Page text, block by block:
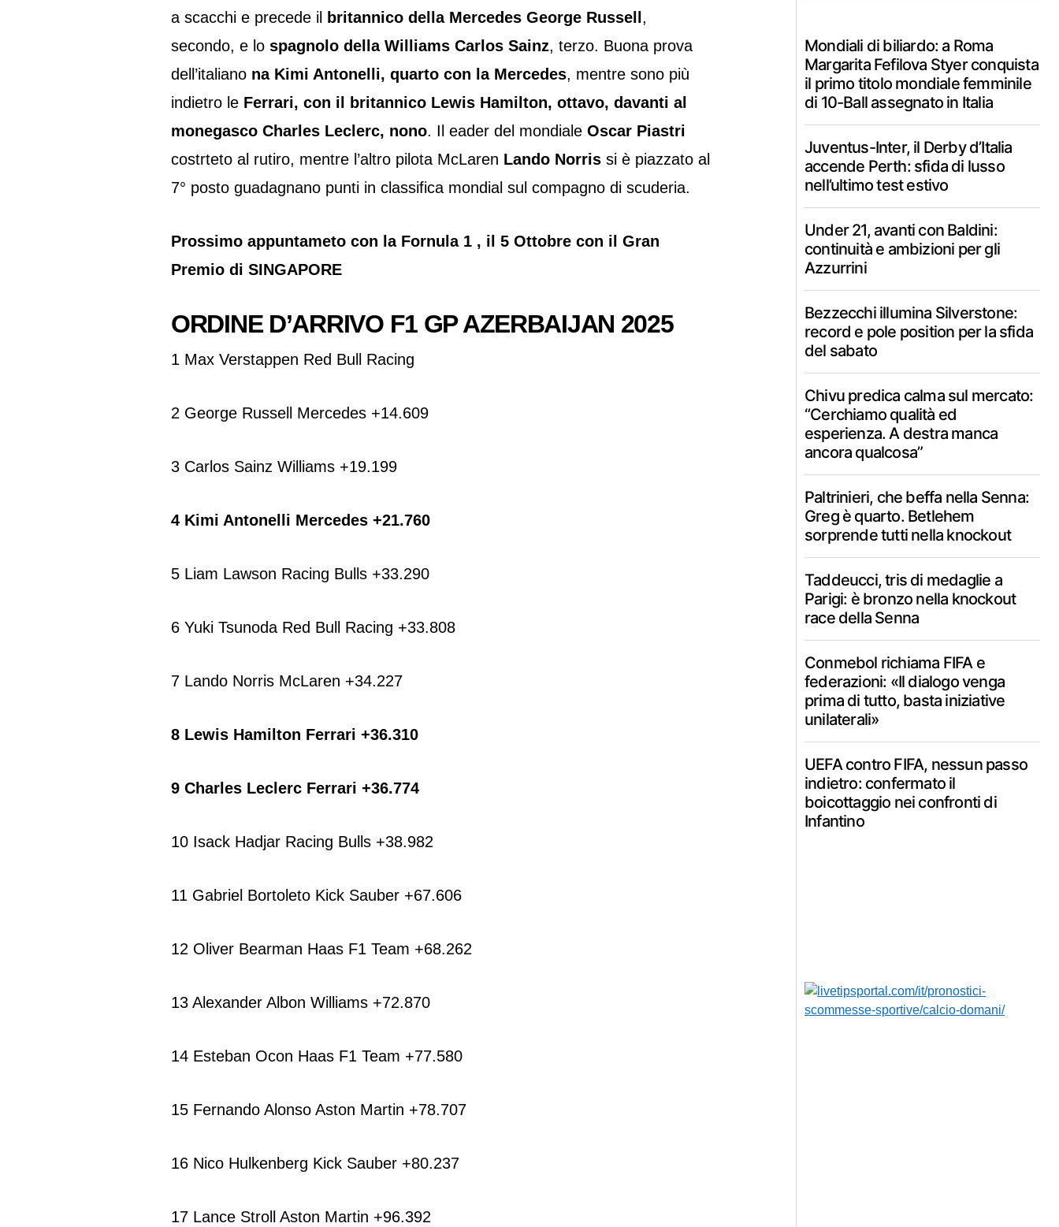
a scacchi e precede il
britannico della Mercedes George Russell ,
secondo, e lo spagnolo della Williams Carlos Sainz, terzo. Buona prova
dell’italiano na Kimi Antonelli, quarto con la Mercedes, mentre sono più
indietro le Ferrari, con il britannico Lewis Hamilton, ottavo, davanti al
monegasco Charles Leclerc, nono. Il eader del mondiale Oscar Piastri
costrteto al rutiro, mentre l’altro pilota McLaren Lando Norris si è piazzato al
7° posto guadagnano punti in classifica mondial sul compagno di scuderia.
Prossimo appuntameto con la Fornula 1 , il 5 Ottobre con il Gran
Premio di SINGAPORE
ORDINE D’ARRIVO F1 GP AZERBAIJAN 2025
1 Max Verstappen Red Bull Racing
2 George Russell Mercedes +14.609
3 Carlos Sainz Williams +19.199
4 Kimi Antonelli Mercedes +21.760
5 Liam Lawson Racing Bulls +33.290
6 Yuki Tsunoda Red Bull Racing +33.808
7 Lando Norris McLaren +34.227
8 Lewis Hamilton Ferrari +36.310
9 Charles Leclerc Ferrari +36.774
10 Isack Hadjar Racing Bulls +38.982
11 Gabriel Bortoleto Kick Sauber +67.606
12 Oliver Bearman Haas F1 Team +68.262
13 Alexander Albon Williams +72.870
14 Esteban Ocon Haas F1 Team +77.580
15 Fernando Alonso Aston Martin +78.707
16 Nico Hulkenberg Kick Sauber +80.237
17 Lance Stroll Aston Martin +96.392
Mondiali di biliardo: a Roma
Margarita Fefilova Styer conquista
il primo titolo mondiale femminile
di 10-Ball assegnato in Italia
Juventus-Inter, il Derby d’Italia
accende Perth: sfida di lusso
nell’ultimo test estivo
Under 21, avanti con Baldini:
continuità e ambizioni per gli
Azzurrini
Bezzecchi illumina Silverstone:
record e pole position per la sfida
del sabato
Chivu predica calma sul mercato:
“Cerchiamo qualità ed
esperienza. A destra manca
ancora qualcosa”
Paltrinieri, che beffa nella Senna:
Greg è quarto. Betlehem
sorprende tutti nella knockout
Taddeucci, tris di medaglie a
Parigi: è bronzo nella knockout
race della Senna
Conmebol richiama FIFA e
federazioni: «Il dialogo venga
prima di tutto, basta iniziative
unilaterali»
UEFA contro FIFA, nessun passo
indietro: confermato il
boicottaggio nei confronti di
Infantino